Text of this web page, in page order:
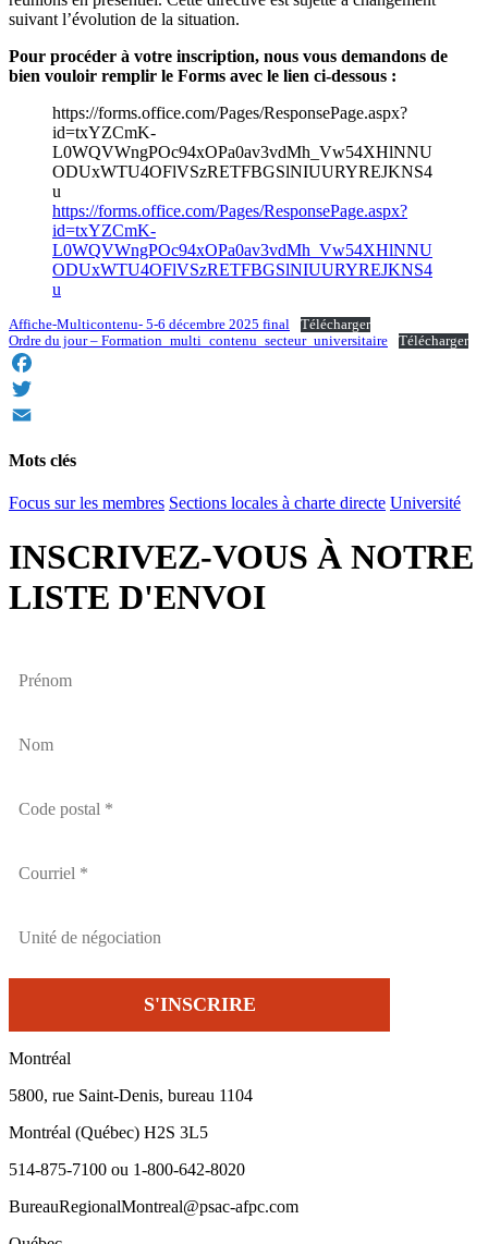
suivant l’évolution de la situation.
Pour procéder à votre inscription, nous vous demandons de
bien vouloir remplir le Forms avec le lien ci-dessous :
https://forms.office.com/Pages/ResponsePage.aspx?
id=txYZCmK-
L0WQVWngPOc94xOPa0av3vdMh_Vw54XHlNNU
ODUxWTU4OFlVSzRETFBGSlNIUURYREJKNS4
u
https://forms.office.com/Pages/ResponsePage.aspx?
id=txYZCmK-
L0WQVWngPOc94xOPa0av3vdMh_Vw54XHlNNU
ODUxWTU4OFlVSzRETFBGSlNIUURYREJKNS4
u
Affiche-Multicontenu- 5-6 décembre 2025 final
Télécharger
Ordre du jour – Formation_multi_contenu_secteur_universitaire
Télécharger
Facebook
Twitter
Mots clés
Focus sur les membres Sections locales à charte directe Université
INSCRIVEZ-VOUS À NOTRE
LISTE D'ENVOI
Montréal
5800, rue Saint-Denis, bureau 1104
Montréal (Québec) H2S 3L5
514-875-7100 ou 1-800-642-8020
BureauRegionalMontreal@psac-afpc.com